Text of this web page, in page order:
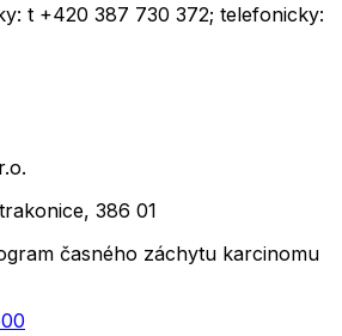
t +420 387 730 372; telefonicky:
386 01
časného záchytu karcinomu